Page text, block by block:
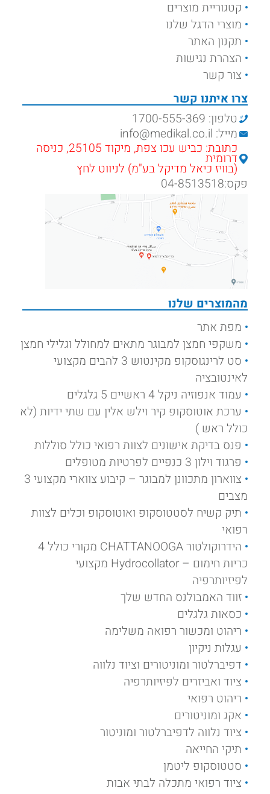
קטגוריית מוצרים
מוצרי הדגל שלנו
תקנון האתר
הצהרת נגישות
צור קשר
מהמוצרים שלנו
מפת אתר
משקפי חמצן למבוגר מתאים למחולל וגלילי חמצן
סט לרינגוסקופ מקינטוש 3 להבים מקצועי
לאינטובציה
עמוד אנפוזיה ניקל 4 ראשיים 5 גלגלים
ערכת אוטוסקופ קיר וילש אלין עם שתי ידיות (לא
כולל ראש )
פנס בדיקת אישונים לצוות רפואי כולל סוללות
פרגוד וילון 3 כנפיים לפרטיות מטופלים
צווארון מתכוונן למבוגר – קיבוע צווארי מקצועי 3
מצבים
תיק קשיח לסטטוסקופ ואוטוסקופ וכלים לצוות
רפואי
הידרוקולטור CHATTANOOGA מקורי כולל 4
כריות חימום – Hydrocollator מקצועי
לפיזיותרפיה
זווד האמבולנס החדש שלך
כסאות גלגלים
ריהוט ומכשור רפואה משלימה
עגלות ניקיון
דפיברלטור ומוניטורים וציוד נלווה
ציוד ואביזרים לפיזיותרפיה
ריהוט רפואי
אקג ומוניטורים
ציוד נלווה לדפיברלטור ומוניטור
תיקי החייאה
סטטוסקופ ליטמן
ציוד רפואי מתכלה לבתי אבות
צרו איתנו קשר
טלפון: 1700-555-369
מייל: info@medikal.co.il
כתובת: כביש עכו צפת, מיקוד 25105, כניסה
דרומית
(בוויז כיאל מדיקל בע"מ) לניווט לחץ
פקס:04-8513518